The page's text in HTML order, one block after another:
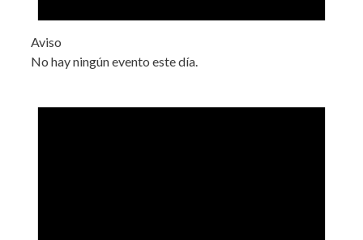
Aviso
No hay ningún evento este día.